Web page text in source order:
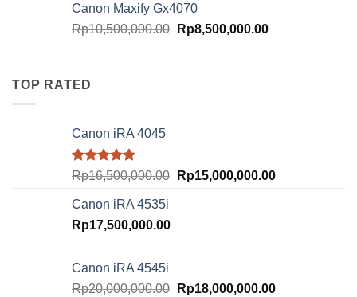
Rp20,000,000.00.
Canon Maxify Gx4070
Rp10,500,000.00 Original
Rp8,500,000.00Current
TOP RATED
Canon iRA 4045
Rated5.00
out of 5
Rp16,500,000.00 Original
Rp15,000,000.00Current
Canon iRA 4535i
Rp17,500,000.00
Canon iRA 4545i
Rp20,000,000.00 Original
Rp18,000,000.00Current